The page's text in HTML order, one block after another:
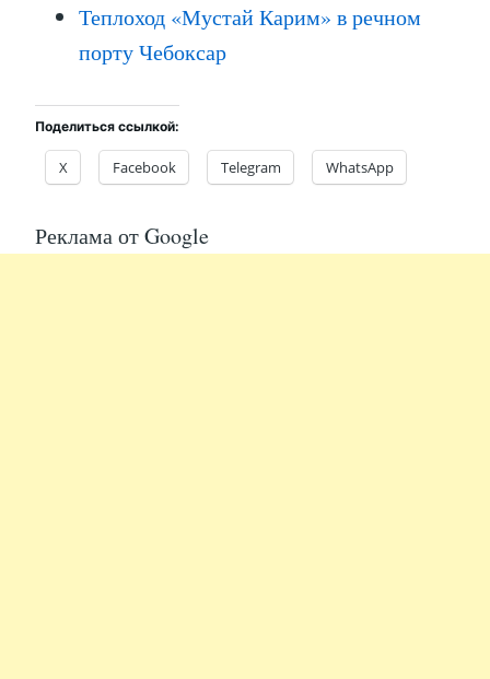
Теплоход «Мустай Карим» в речном
порту Чебоксар
Поделиться ссылкой:
X Facebook Telegram WhatsApp
Реклама от Google